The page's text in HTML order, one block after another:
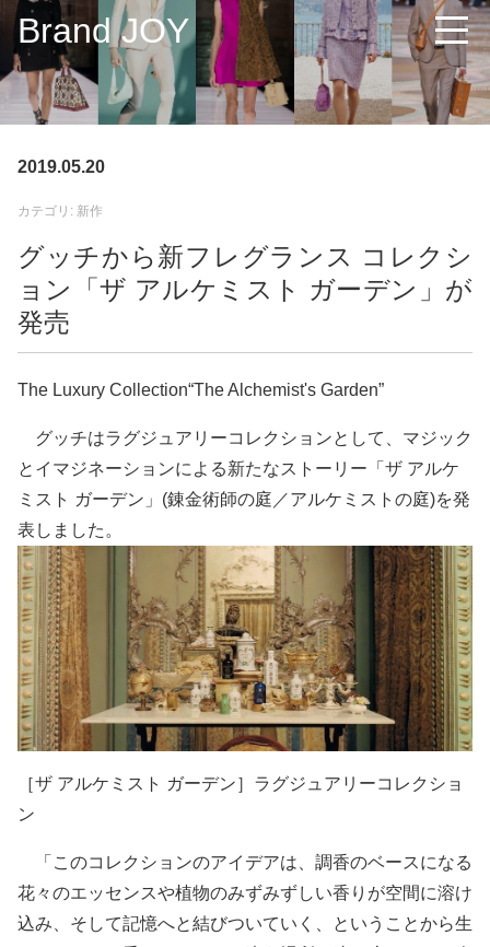
Brand JOY
2019.05.20
カテゴリ: 新作
グッチから新フレグランス コレクシ
ョン「ザ アルケミスト ガーデン」が
発売
The Luxury Collection“The Alchemist's Garden”
グッチはラグジュアリーコレクションとして、マジック
とイマジネーションによる新たなストーリー「ザ アルケ
ミスト ガーデン」(錬金術師の庭／アルケミストの庭)を発
表しました。
［ザ アルケミスト ガーデン］ラグジュアリーコレクショ
ン
「このコレクションのアイデアは、調香のベースになる
花々のエッセンスや植物のみずみずしい香りが空間に溶け
込み、そして記憶へと結びついていく、ということから生